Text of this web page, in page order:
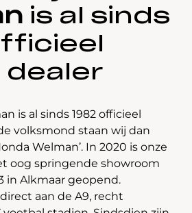
is al sinds
dealer
is al sinds 1982 officieel
volksmond staan wij dan
Welman’. In 2020 is onze
oog springende showroom
in Alkmaar geopend.
aan de A9, recht